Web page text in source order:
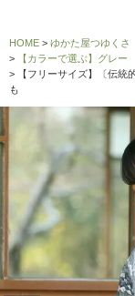
HOME ゆかた屋つゆく
【カラーで選ぶ】グレー
【フリーサイズ】〔伝
も